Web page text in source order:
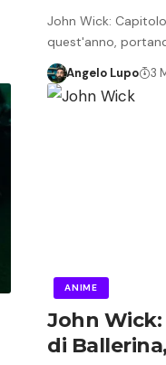
John Wick:
quest'anno,
Angelo Lupo 3
ANIME
John Wick:
di